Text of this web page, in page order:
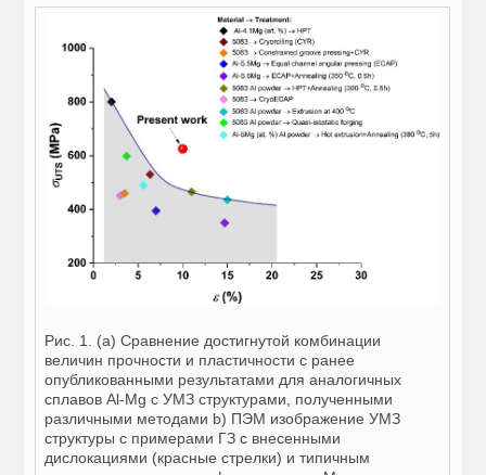
Рис. 1. (a) Сравнение достигнутой комбинации
величин прочности и пластичности с ранее
опубликованными результатами для аналогичных
сплавов Al-Mg с УМЗ структурами, полученными
различными методами b) ПЭМ изображение УМЗ
структуры c примерами ГЗ с внесенными
дислокациями (красные стрелки) и типичным